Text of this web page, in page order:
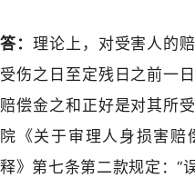
答： 理论上，对受害人的
受伤之日至定残日之前一
赔偿金之和正好是对其所
院《关于审理人身损害
释》第七条第二款规定：“